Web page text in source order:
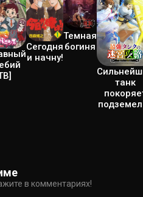
Сегодня
и начну!
Темная
богиня
танк
в комментариях!